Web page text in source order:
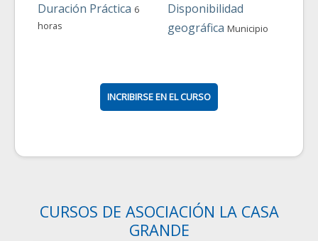
Duración Práctica 6
horas
Disponibilidad
geográfica Municipio
INCRIBIRSE EN EL CURSO
CURSOS DE ASOCIACIÓN LA CASA
GRANDE